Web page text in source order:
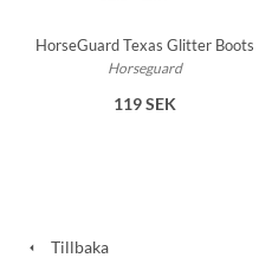
HorseGuard Texas Glitter Boots
Horseguard
119 SEK
Tillbaka